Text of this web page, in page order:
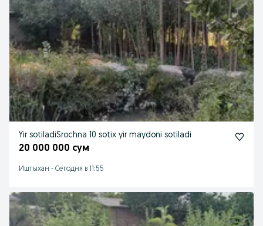
Yir sotiladiSrochna 10 sotix yir maydoni sotiladi
20 000 000 сум
Иштыхан - Сегодня в 11:55